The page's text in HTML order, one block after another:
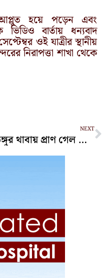
হয়ে পড়েন এবং
ভিডিও বার্তায় ধন্যবাদ
ওই যাত্রীর স্থানীয়
নিরাপত্তা শাখা থেকে
NEXT
ডেঙ্গুর থাবায় প্রাণ গেল আরও ৫ জনের, হাসপাতালে ভর্তি ৬৩৬